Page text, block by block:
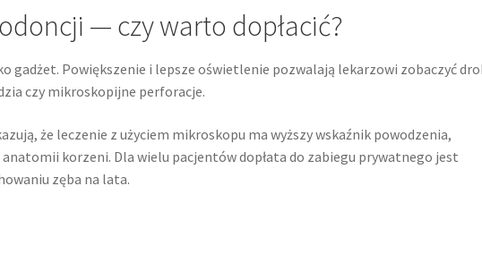
— czy warto dopłacić?
gadżet. Powiększenie i lepsze oświetlenie pozwalają lekarzowi zobaczyć
czy mikroskopijne perforacje.
że leczenie z użyciem mikroskopu ma wyższy wskaźnik powodzenia,
korzeni. Dla wielu pacjentów dopłata do zabiegu prywatnego jest
zęba na lata.